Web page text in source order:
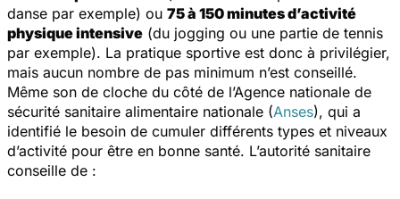
danse par exemple) ou 75 à 150 minutes d’activité
physique intensive (du jogging ou une partie de tennis
par exemple). La pratique sportive est donc à privilégier,
mais aucun nombre de pas minimum n’est conseillé.
Même son de cloche du côté de l’Agence nationale de
sécurité sanitaire alimentaire nationale (Anses), qui a
identifié le besoin de cumuler différents types et niveaux
d’activité pour être en bonne santé. L’autorité sanitaire
conseille de :